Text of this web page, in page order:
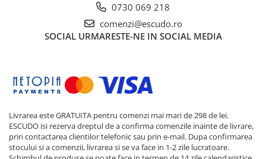
0730 069 218
comenzi@escudo.ro
SOCIAL URMARESTE-NE IN SOCIAL MEDIA
Livrarea este GRATUITA pentru comenzi mai mari de 298 de lei.
ESCUDO isi rezerva dreptul de a confirma comenzile inainte de livrare,
prin contactarea clientilor telefonic sau prin e-mail. Dupa confirmarea
stocului si a comenzii, livrarea si se va face in 1-2 zile lucratoare.